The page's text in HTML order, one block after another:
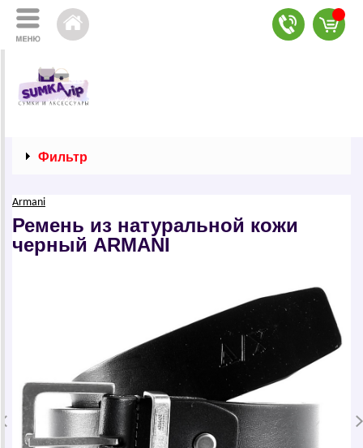
Фильтр
Armani
Ремень из натуральной кожи
черный АRМАNI